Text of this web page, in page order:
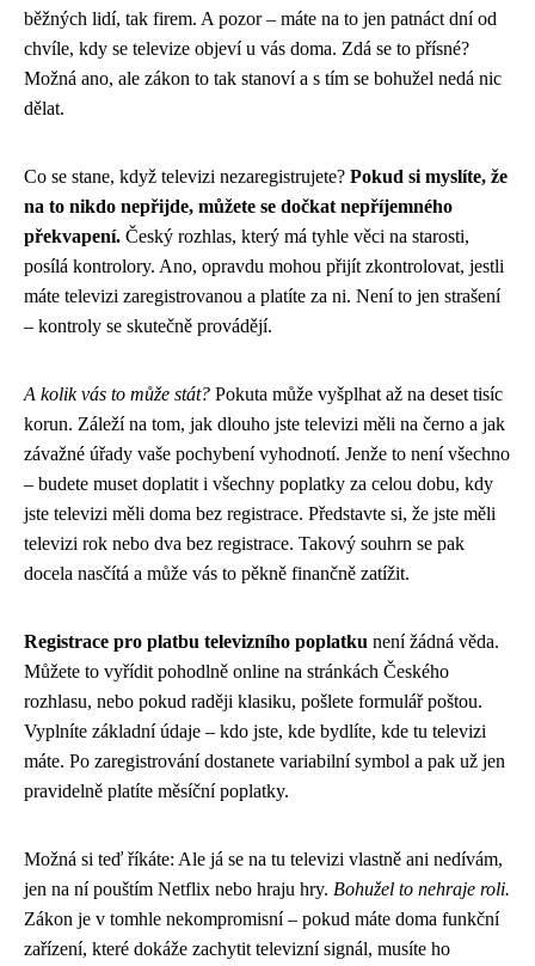
běžných lidí, tak firem. A pozor – máte na to jen patnáct dní od
chvíle, kdy se televize objeví u vás doma. Zdá se to přísné?
Možná ano, ale zákon to tak stanoví a s tím se bohužel nedá nic
dělat.
Co se stane, když televizi nezaregistrujete? Pokud si myslíte, že
na to nikdo nepřijde, můžete se dočkat nepříjemného
překvapení. Český rozhlas, který má tyhle věci na starosti,
posílá kontrolory. Ano, opravdu mohou přijít zkontrolovat, jestli
máte televizi zaregistrovanou a platíte za ni. Není to jen strašení
– kontroly se skutečně provádějí.
A kolik vás to může stát? Pokuta může vyšplhat až na deset tisíc
korun. Záleží na tom, jak dlouho jste televizi měli na černo a jak
závažné úřady vaše pochybení vyhodnotí. Jenže to není všechno
– budete muset doplatit i všechny poplatky za celou dobu, kdy
jste televizi měli doma bez registrace. Představte si, že jste měli
televizi rok nebo dva bez registrace. Takový souhrn se pak
docela nasčítá a může vás to pěkně finančně zatížit.
Registrace pro platbu televizního poplatku není žádná věda.
Můžete to vyřídit pohodlně online na stránkách Českého
rozhlasu, nebo pokud raději klasiku, pošlete formulář poštou.
Vyplníte základní údaje – kdo jste, kde bydlíte, kde tu televizi
máte. Po zaregistrování dostanete variabilní symbol a pak už jen
pravidelně platíte měsíční poplatky.
Možná si teď říkáte: Ale já se na tu televizi vlastně ani nedívám,
jen na ní pouštím Netflix nebo hraju hry. Bohužel to nehraje roli.
Zákon je v tomhle nekompromisní – pokud máte doma funkční
zařízení, které dokáže zachytit televizní signál, musíte ho